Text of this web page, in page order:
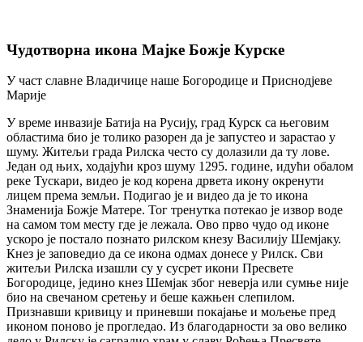
Чудотворна икона Мајке Божје Курске
У част славне Владичице наше Богородице и Приснодјеве
Марије
У време инвазије Батија на Русију, град Курск са његовим
областима био је толико разорен да је запустео и зарастао у
шуму. Житељи града Рилска често су долазили да ту лове.
Један од њих, ходајући кроз шуму 1295. године, идући обалом
реке Тускари, видео је код корена дрвета икону окренути
лицем према земљи. Подигао је и видео да је то икона
Знаменија Божје Матере. Тог тренутка потекао је извор воде
на самом том месту где је лежала. Ово прво чудо од иконе
ускоро је постало познато рилском кнезу Василију Шемјаку.
Кнез је заповедио да се икона одмах донесе у Рилск. Сви
житељи Рилска изашли су у сусрет икони Пресвете
Богородице, једино кнез Шемјак због неверја или сумње није
био на свечаном сретењу и беше кажњен слепилом.
Признавши кривицу и приневши покајање и мољење пред
иконом поново је прогледао. Из благодарности за ово велико